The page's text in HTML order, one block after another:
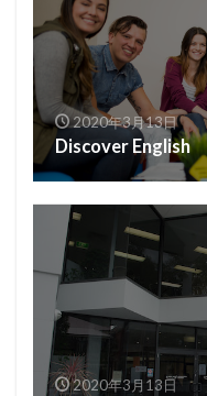
2020年3月13日
Discover English
2020年3月13日